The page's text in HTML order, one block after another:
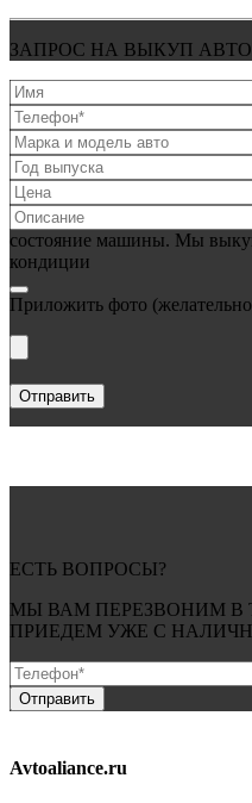
ЗАПРОС НА ВЫКУП
состояние машины. Мы
кондиции
Приложить фото
ЕСТЬ ВОПРОСЫ?
МЫ ВАМ ПЕРЕЗВОНИМ В
ПРИЕДЕМ УЖЕ С
Avtoaliance.ru